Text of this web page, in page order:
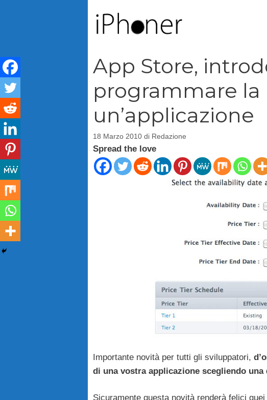
App Store,
programmare
un’applicazione
18 Marzo 2010 di Redazione
Spread the love
Importante novità per tutti gli sviluppatori,
di una vostra applicazione scegliendo una
Sicuramente questa novità renderà felici